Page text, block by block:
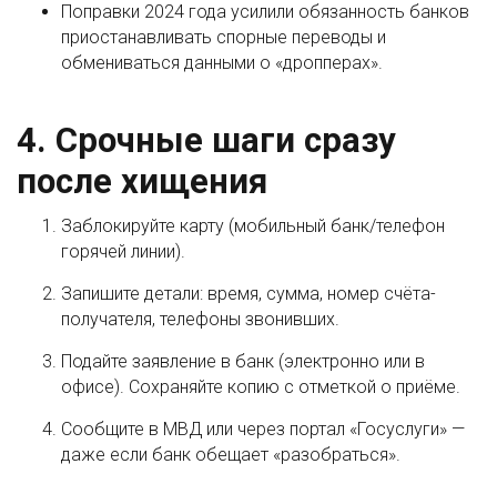
Поправки 2024 года усилили обязанность банков
приостанавливать спорные переводы и
обмениваться данными о «дропперах».
4. Срочные шаги сразу
после хищения
Заблокируйте карту (мобильный банк/телефон
горячей линии).
Запишите детали: время, сумма, номер счёта-
получателя, телефоны звонивших.
Подайте заявление в банк (электронно или в
офисе). Сохраняйте копию с отметкой о приёме.
Сообщите в МВД или через портал «Госуслуги» —
даже если банк обещает «разобраться».